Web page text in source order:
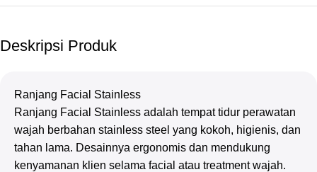
Deskripsi Produk
Ranjang Facial Stainless
Ranjang Facial Stainless adalah tempat tidur perawatan
wajah berbahan stainless steel yang kokoh, higienis, dan
tahan lama. Desainnya ergonomis dan mendukung
kenyamanan klien selama facial atau treatment wajah.